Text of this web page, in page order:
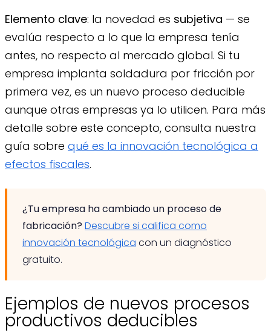
Elemento clave: la novedad es subjetiva — se
evalúa respecto a lo que la empresa tenía
antes, no respecto al mercado global. Si tu
empresa implanta soldadura por fricción por
primera vez, es un nuevo proceso deducible
aunque otras empresas ya lo utilicen. Para más
detalle sobre este concepto, consulta nuestra
guía sobre qué es la innovación tecnológica a
efectos fiscales.
¿Tu empresa ha cambiado un proceso de
fabricación? Descubre si califica como
innovación tecnológica con un diagnóstico
gratuito.
Ejemplos de nuevos procesos
productivos deducibles